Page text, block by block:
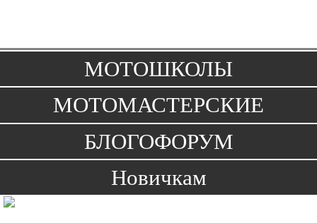
МОТОШКОЛЫ
МОТОМАСТЕРСКИЕ
БЛОГОФОРУМ
Новичкам